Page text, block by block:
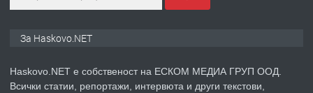
За Haskovo.NET
Haskovo.NET е собственост на ЕСКОМ МЕДИА ГРУП ООД.
Всички статии, репортажи, интервюта и други текстови,